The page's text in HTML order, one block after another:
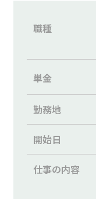
職種
単金
勤務地
開始日
仕事の内容